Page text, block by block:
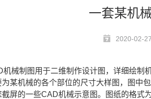
一套某机
2020-02-
机械制图 用于二维制作设计图，详细绘制
为某机械的各个部位的尺寸大样图，图中
截屏的一些CAD机械示意图。图纸的格式